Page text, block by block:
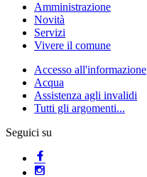
Amministrazione
Novità
Servizi
Vivere il comune
Accesso all'informazione
Acqua
Assistenza agli invalidi
Tutti gli argomenti...
Seguici su